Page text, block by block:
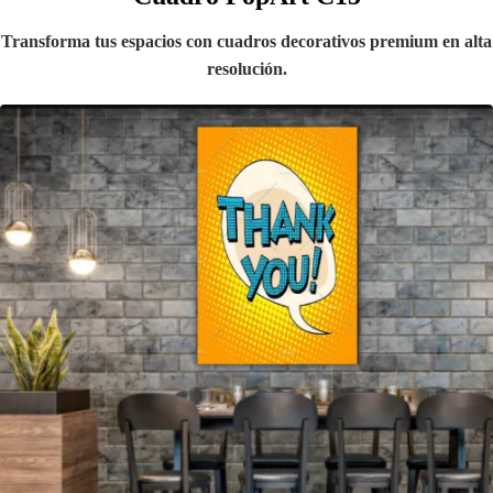
Transforma tus espacios con cuadros decorativos premium en alta
resolución.